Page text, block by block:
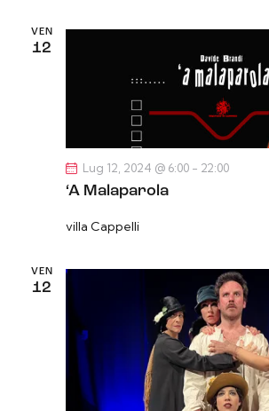
VEN
12
‘A Malaparola
Lug 12, 2024 @ 6:00 - 22:00
villa Cappelli
VEN
12